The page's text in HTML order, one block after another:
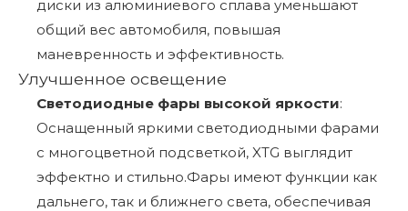
диски из алюминиевого сплава уменьшают
общий вес автомобиля, повышая
маневренность и эффективность.
Улучшенное освещение
Светодиодные фары высокой яркости:
Оснащенный яркими светодиодными фарами
с многоцветной подсветкой, XTG выглядит
эффектно и стильно.Фары имеют функции как
дальнего, так и ближнего света, обеспечивая